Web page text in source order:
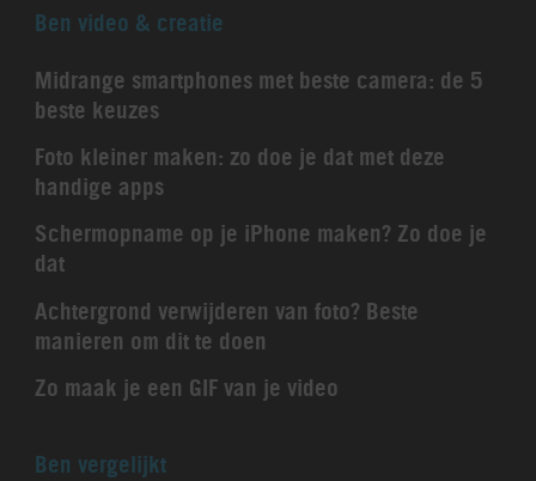
Ben video & creatie
Midrange smartphones met beste camera: de 5
beste keuzes
Foto kleiner maken: zo doe je dat met deze
handige apps
Schermopname op je iPhone maken? Zo doe je
dat
Achtergrond verwijderen van foto? Beste
manieren om dit te doen
Zo maak je een GIF van je video
Ben vergelijkt